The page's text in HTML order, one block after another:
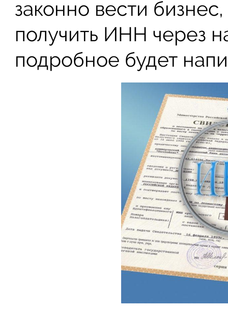
законно вести
получить ИНН через
подробное будет